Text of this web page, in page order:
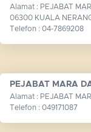
Alamat : PEJABAT
06300 KUALA
Telefon : 04-7869208
PEJABAT MARA
Alamat : PEJABAT
Telefon : 049171087